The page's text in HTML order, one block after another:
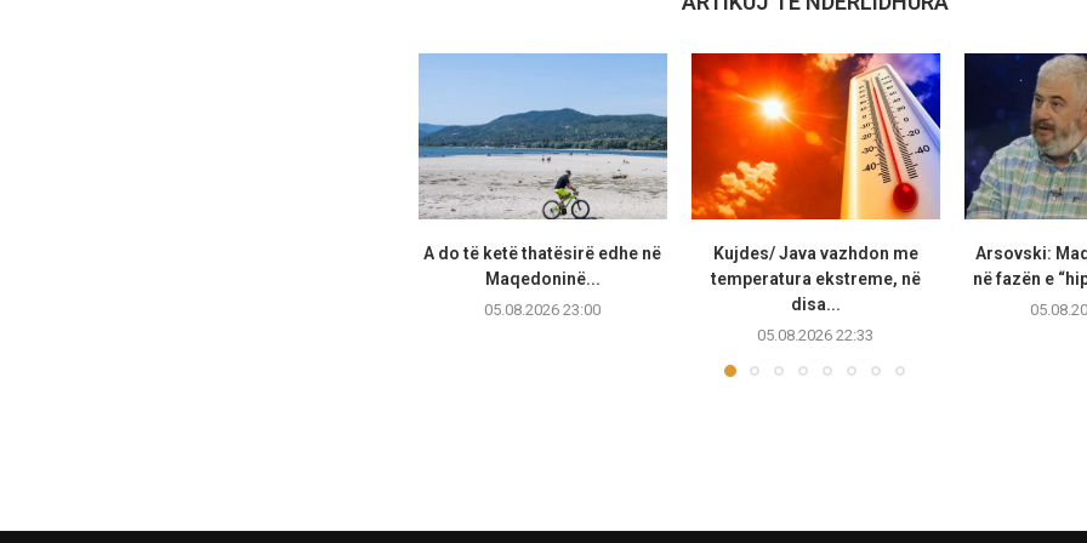
A do të ketë thatësirë edhe në
Maqedoninë...
05.08.2026 23:00
Kujdes/ Java vazhdon me
temperatura ekstreme, në
disa...
05.08.2026 22:33
Arsovski:
në fazën e